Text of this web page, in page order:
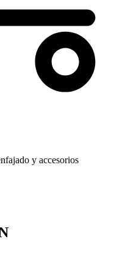
y accesorios